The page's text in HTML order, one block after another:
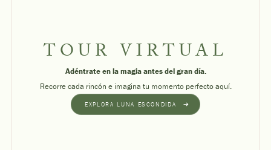
TOUR VIRTUAL
Adéntrate en la magia antes del gran día.
Recorre cada rincón e imagina tu momento perfecto aquí.
EXPLORA LUNA ESCONDIDA